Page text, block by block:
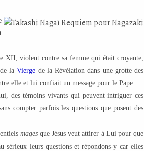
XII, violent contre sa femme qui était croyante,
de laVierge de la Révélation dans une grotte des
elle et lui confiait un message pour le Pape.
des témoins vivants qui peuvent intriguer ces
compter parfois les questions que posent des
magesque Jésus veut attirer à Lui pour que
sérieux leurs questions et répondons-y car elles